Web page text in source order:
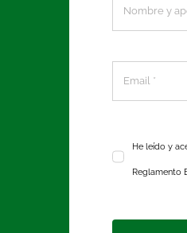
He leído y
Reglamento